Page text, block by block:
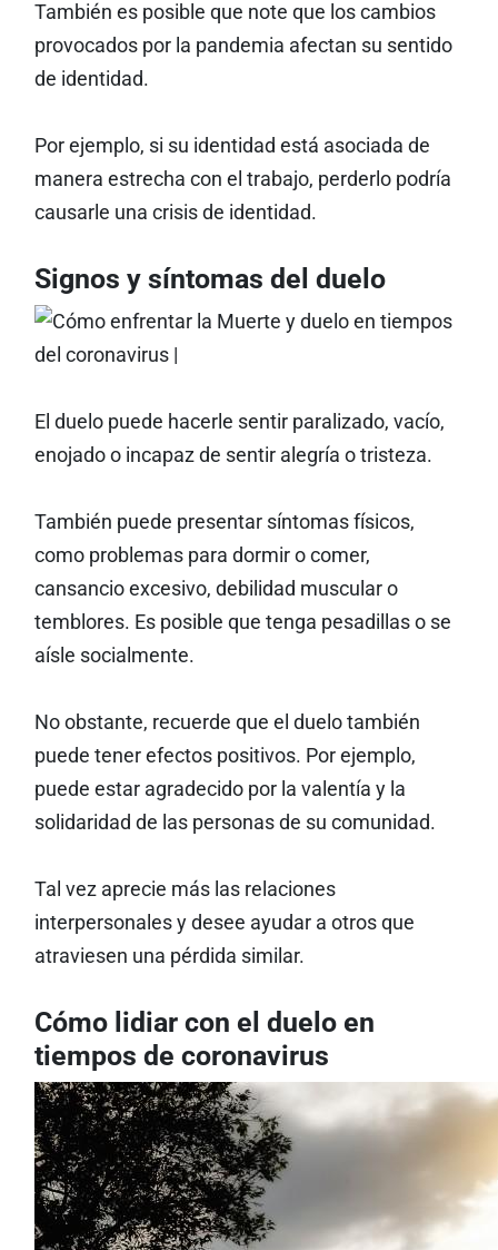
También es posible que note que los cambios
provocados por la pandemia afectan su sentido
de identidad.
Por ejemplo, si su identidad está asociada de
manera estrecha con el trabajo, perderlo podría
causarle una crisis de identidad.
Signos y síntomas del duelo
El duelo puede hacerle sentir paralizado, vacío,
enojado o incapaz de sentir alegría o tristeza.
También puede presentar síntomas físicos,
como problemas para dormir o comer,
cansancio excesivo, debilidad muscular o
temblores. Es posible que tenga pesadillas o se
aísle socialmente.
No obstante, recuerde que el duelo también
puede tener efectos positivos. Por ejemplo,
puede estar agradecido por la valentía y la
solidaridad de las personas de su comunidad.
Tal vez aprecie más las relaciones
interpersonales y desee ayudar a otros que
atraviesen una pérdida similar.
Cómo lidiar con el duelo en
tiempos de coronavirus